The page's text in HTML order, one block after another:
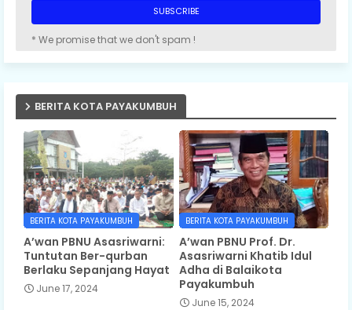
* We promise that we don't spam !
BERITA KOTA PAYAKUMBUH
BERITA KOTA PAYAKUMBUH
A’wan PBNU Asasriwarni:
Tuntutan Ber-qurban
Berlaku Sepanjang Hayat
June 17, 2024
BERITA KOTA PAYAKUMBUH
A’wan PBNU Prof. Dr.
Asasriwarni Khatib Idul
Adha di Balaikota
Payakumbuh
June 15, 2024